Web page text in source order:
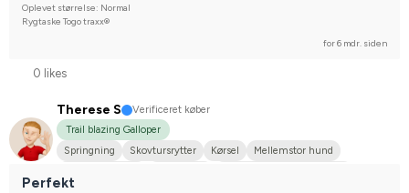
Oplevet størrelse: Normal
Rygtaske Togo traxx®
for 6 mdr. siden
0 likes
Therese S
Verificeret køber
Trail blazing Galloper
Springning
Skovtursrytter Kørsel
Mellemstor hund
Perfekt